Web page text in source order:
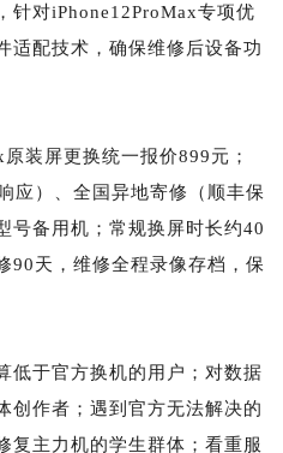
针对iPhone12ProMax专项优
适配技术，确保维修后设备功
装屏更换统一报价899元；
应）、全国异地寄修（顺丰保
号备用机；常规换屏时长约40
90天，维修全程录像存档，保
低于官方换机的用户；对数据
创作者；遇到官方无法解决的
复主力机的学生群体；看重服